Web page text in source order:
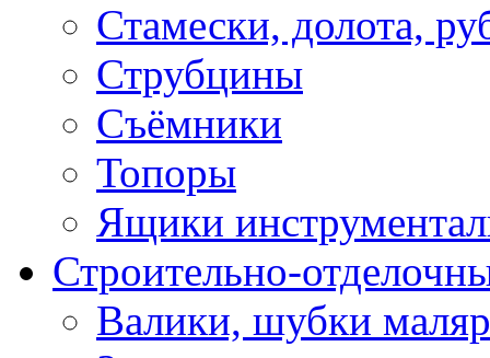
Стамески, долота,
Струбцины
Съёмники
Топоры
Ящики
Строительно-
Валики, шубки